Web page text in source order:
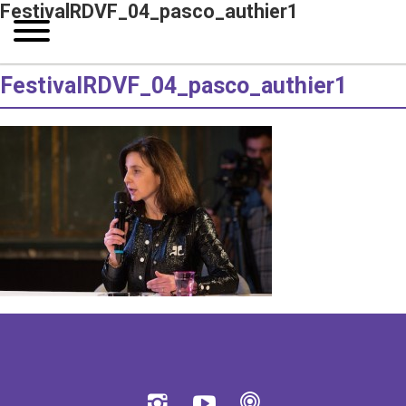
FestivalRDVF_04_pasco_authier1
FestivalRDVF_04_pasco_authier1